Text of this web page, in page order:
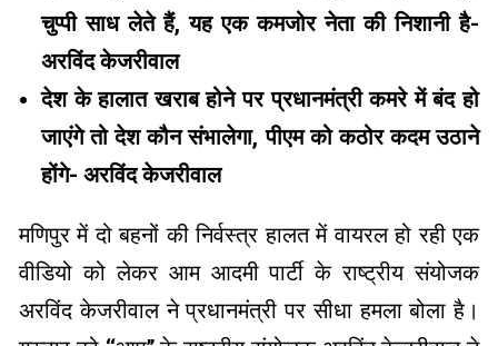
चुप्पी साध लेते हैं, यह एक कमजोर नेता की निशानी है-
अरविंद केजरीवाल
देश के हालात खराब होने पर प्रधानमंत्री कमरे में बंद हो
जाएंगे तो देश कौन संभालेगा, पीएम को कठोर कदम उठाने
होंगे- अरविंद केजरीवाल
मणिपुर में दो बहनों की निर्वस्त्र हालत में वायरल हो रही एक
वीडियो को लेकर आम आदमी पार्टी के राष्ट्रीय संयोजक
अरविंद केजरीवाल ने प्रधानमंत्री पर सीधा हमला बोला है।